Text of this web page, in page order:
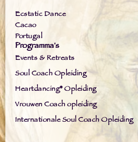
Ecstatic Dance
Cacao
Portugal
Programma's
Events & Retreats
Soul Coach Opleiding
Heartdancing® Opleiding
Vrouwen Coach opleiding
Internationale Soul Coach Opleiding